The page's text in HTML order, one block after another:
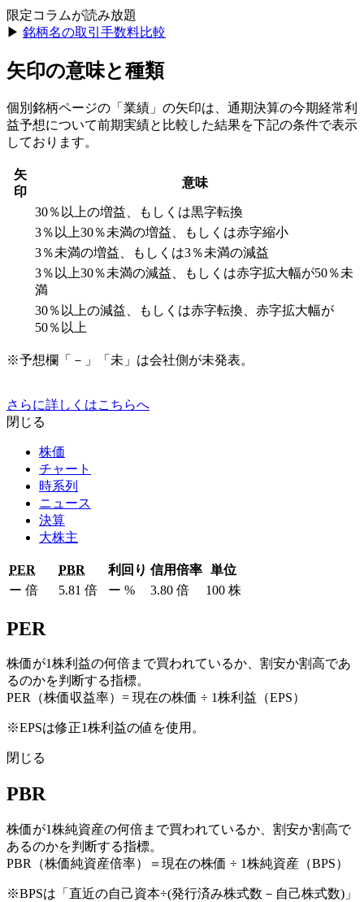
限定コラムが読み放題
▶︎ 銘柄名の取引手数料比較
矢印の意味と種類
個別銘柄ページの「業績」の矢印は、通期決算の今期経常利
益予想について前期実績と比較した結果を下記の条件で表示
しております。
矢
印
意味
30％以上の増益、もしくは黒字転換
3％以上30％未満の増益、もしくは赤字縮小
3％未満の増益、もしくは3％未満の減益
3％以上30％未満の減益、もしくは赤字拡大幅が50％未
満
30％以上の減益、もしくは赤字転換、赤字拡大幅が
50％以上
※予想欄「－」「未」は会社側が未発表。
さらに詳しくはこちらへ
閉じる
株価
チャート
時系列
ニュース
決算
大株主
PER PBR 利回り 信用倍率 単位
ー 倍 5.81 倍 ー % 3.80 倍 100 株
PER
株価が1株利益の何倍まで買われているか、割安か割高であ
るのかを判断する指標。
PER（株価収益率）= 現在の株価 ÷ 1株利益（EPS）
※EPSは修正1株利益の値を使用。
閉じる
PBR
株価が1株純資産の何倍まで買われているか、割安か割高で
あるのかを判断する指標。
PBR（株価純資産倍率）＝現在の株価 ÷ 1株純資産（BPS）
※BPSは「直近の自己資本÷(発行済み株式数－自己株式数)」